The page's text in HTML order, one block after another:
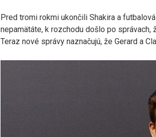
Pred tromi rokmi ukončili Shakira a
nepamätáte, k rozchodu došlo po správach,
Teraz nové správy naznačujú, že Gerard a